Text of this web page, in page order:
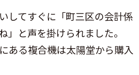
してすぐに「町三区の会計係
」と声を掛けられました。
ある複合機は太陽堂から購入